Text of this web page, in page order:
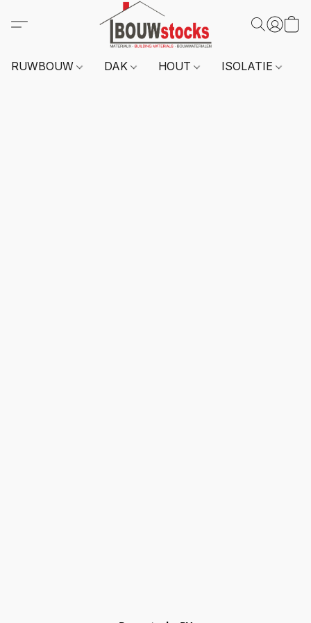
RUWBOUW DAK HOUT ISOLATIE